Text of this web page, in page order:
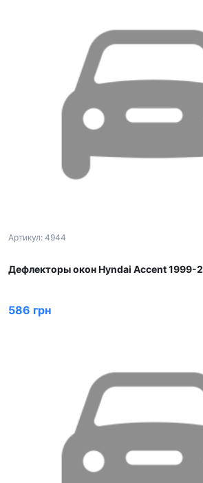
Артикул: 4944
Дефлекторы окон Hyndai Accent 1999-
586 грн